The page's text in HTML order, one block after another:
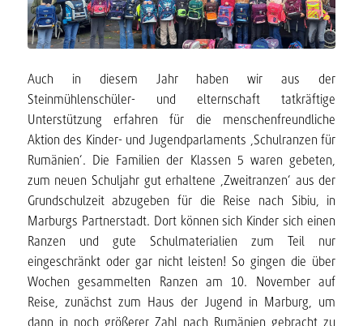
Auch in diesem Jahr haben wir aus der
Steinmühlenschüler- und elternschaft tatkräftige
Unterstützung erfahren für die menschenfreundliche
Aktion des Kinder- und Jugendparlaments ‚Schulranzen für
Rumänien‘. Die Familien der Klassen 5 waren gebeten,
zum neuen Schuljahr gut erhaltene ‚Zweitranzen‘ aus der
Grundschulzeit abzugeben für die Reise nach Sibiu, in
Marburgs Partnerstadt. Dort können sich Kinder sich einen
Ranzen und gute Schulmaterialien zum Teil nur
eingeschränkt oder gar nicht leisten! So gingen die über
Wochen gesammelten Ranzen am 10. November auf
Reise, zunächst zum Haus der Jugend in Marburg, um
dann in noch größerer Zahl nach Rumänien gebracht zu